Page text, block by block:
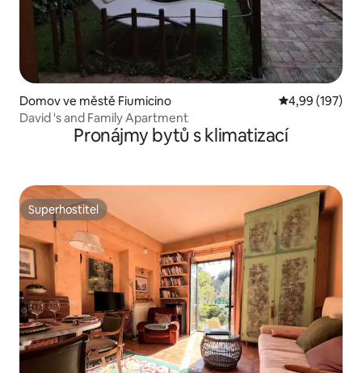
Domov ve městě Fiumicino Průměrné
4,99 (197)
David 's and Family Apartment
Pronájmy bytů s klimatizací
Superhostitel
Superhostitel